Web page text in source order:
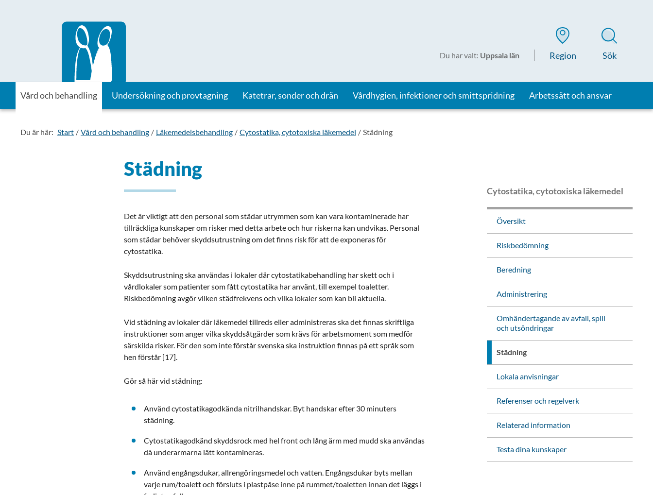
Till startsidan för Vårdhandboken
Du har valt: Uppsala län Region Sök
Vård och behandling Undersökning och provtagning Katetrar, sonder och drän Vårdhygien, infektioner och smittspridning Arbetssätt och ansvar
Du är här: Start Vård och behandling Läkemedelsbehandling Cytostatika, cytotoxiska läkemedel Städning
Städning
Det är viktigt att den personal som städar utrymmen som kan vara kontaminerade har
tillräckliga kunskaper om risker med detta arbete och hur riskerna kan undvikas. Personal
som städar behöver skyddsutrustning om det finns risk för att de exponeras för
cytostatika.
Skyddsutrustning ska användas i lokaler där cytostatikabehandling har skett och i
vårdlokaler som patienter som fått cytostatika har använt, till exempel toaletter.
Riskbedömning avgör vilken städfrekvens och vilka lokaler som kan bli aktuella.
Vid städning av lokaler där läkemedel tillreds eller administreras ska det finnas skriftliga
instruktioner som anger vilka skyddsåtgärder som krävs för arbetsmoment som medför
särskilda risker. För den som inte förstår svenska ska instruktion finnas på ett språk som
hen förstår [17].
Gör så här vid städning:
Använd cytostatikagodkända nitrilhandskar. Byt handskar efter 30 minuters
städning.
Cytostatikagodkänd skyddsrock med hel front och lång ärm med mudd ska användas
då underarmarna lätt kontamineras.
Använd engångsdukar, allrengöringsmedel och vatten. Engångsdukar byts mellan
varje rum/toalett och försluts i plastpåse inne på rummet/toaletten innan det läggs i
Cytostatika, cytotoxiska läkemedel
Översikt
Riskbedömning
Beredning
Administrering
Omhändertagande av avfall, spill
och utsöndringar
Städning
Lokala anvisningar
Referenser och regelverk
Relaterad information
Testa dina kunskaper